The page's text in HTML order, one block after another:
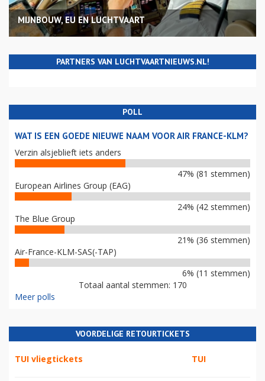
MIJNBOUW, EU EN LUCHTVAART
PARTNERS VAN LUCHTVAARTNIEUWS.NL!
POLL
WAT IS EEN GOEDE NIEUWE NAAM VOOR AIR FRANCE-KLM?
Verzin alsjeblieft iets anders
47% (81 stemmen)
European Airlines Group (EAG)
24% (42 stemmen)
The Blue Group
21% (36 stemmen)
Air-France-KLM-SAS(-TAP)
6% (11 stemmen)
Totaal aantal stemmen: 170
Meer polls
VOORDELIGE RETOURTICKETS
TUI vliegtickets TUI